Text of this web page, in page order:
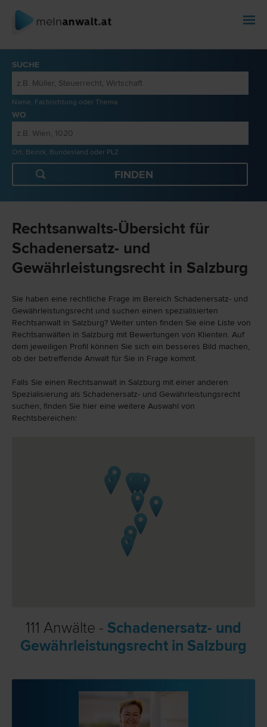
SUCHE
Name, Fachrichtung oder Thema
WO
Ort, Bezirk, Bundesland oder PLZ
Rechtsanwalts-Übersicht für
Schadenersatz- und
Gewährleistungsrecht in Salzburg
Sie haben eine rechtliche Frage im Bereich Schadenersatz- und
Gewährleistungsrecht und suchen einen spezialisierten
Rechtsanwalt in Salzburg? Weiter unten finden Sie eine Liste von
Rechtsanwälten in Salzburg mit Bewertungen von Klienten. Auf
dem jeweiligen Profil können Sie sich ein besseres Bild machen,
ob der betreffende Anwalt für Sie in Frage kommt.
Falls Sie einen Rechtsanwalt in Salzburg mit einer anderen
Spezialisierung als Schadenersatz- und Gewährleistungsrecht
suchen, finden Sie hier eine weitere Auswahl von
Rechtsbereichen:
111 Anwälte - Schadenersatz- und
Gewährleistungsrecht in Salzburg